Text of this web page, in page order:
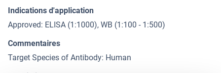
Indications d'application
Approved: ELISA (1:1000), WB (1:100 - 1:500)
Commentaires
Target Species of Antibody: Human